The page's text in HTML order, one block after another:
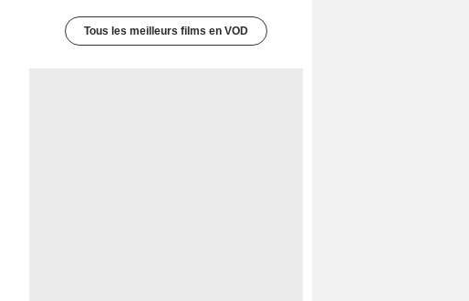
Tous les meilleurs films en VOD